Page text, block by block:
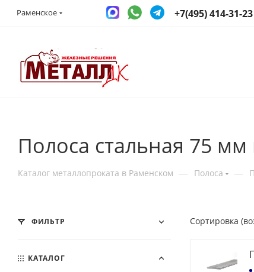
Раменское +7(495) 414-31-23
Полоса стальная 75
Каталог металлопроката в Раменском — Полоса —
Сортировка
ФИЛЬТР
КАТАЛОГ